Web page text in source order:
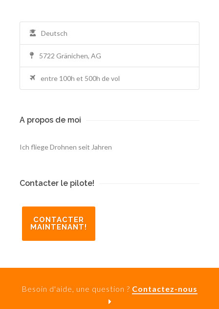
Deutsch
5722 Gränichen, AG
entre 100h et 500h de vol
A propos de moi
Ich fliege Drohnen seit Jahren
Contacter le pilote!
CONTACTER
MAINTENANT!
Besoin d'aide, une question ? Contactez-nous